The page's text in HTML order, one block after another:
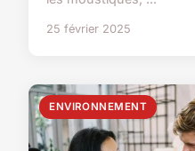
25 février 2025
ENVIRONNEMENT